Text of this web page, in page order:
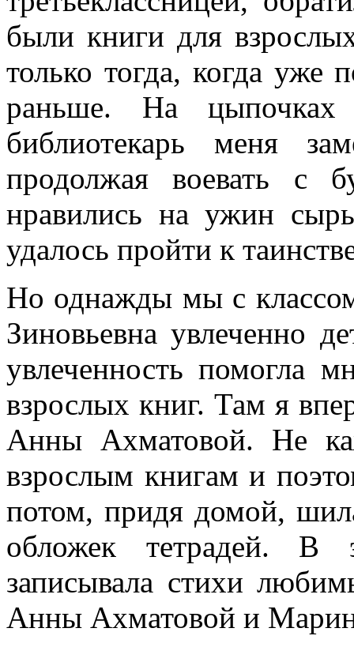
были книги для
только тогда, когда уже
раньше. На цыпочках
библиотекарь меня
продолжая воевать с
нравились на ужин
удалось пройти к
Но однажды мы с
Зиновьевна увлеченно
увлеченность помогла
взрослых книг. Там я
Анны Ахматовой. Не
взрослым книгам и
потом, придя домой,
обложек тетрадей. В
записывала стихи
Анны Ахматовой и